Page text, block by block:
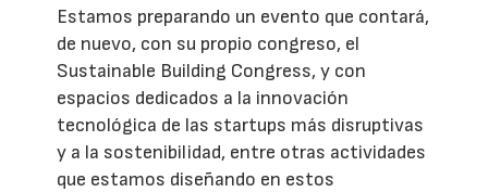
Estamos preparando un evento que contará,
de nuevo, con su propio congreso, el
Sustainable Building Congress, y con
espacios dedicados a la innovación
tecnológica de las startups más disruptivas
y a la sostenibilidad, entre otras actividades
que estamos diseñando en estos